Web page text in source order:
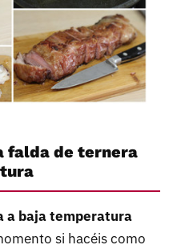
falda de ternera
a baja temperatura
si hacéis como